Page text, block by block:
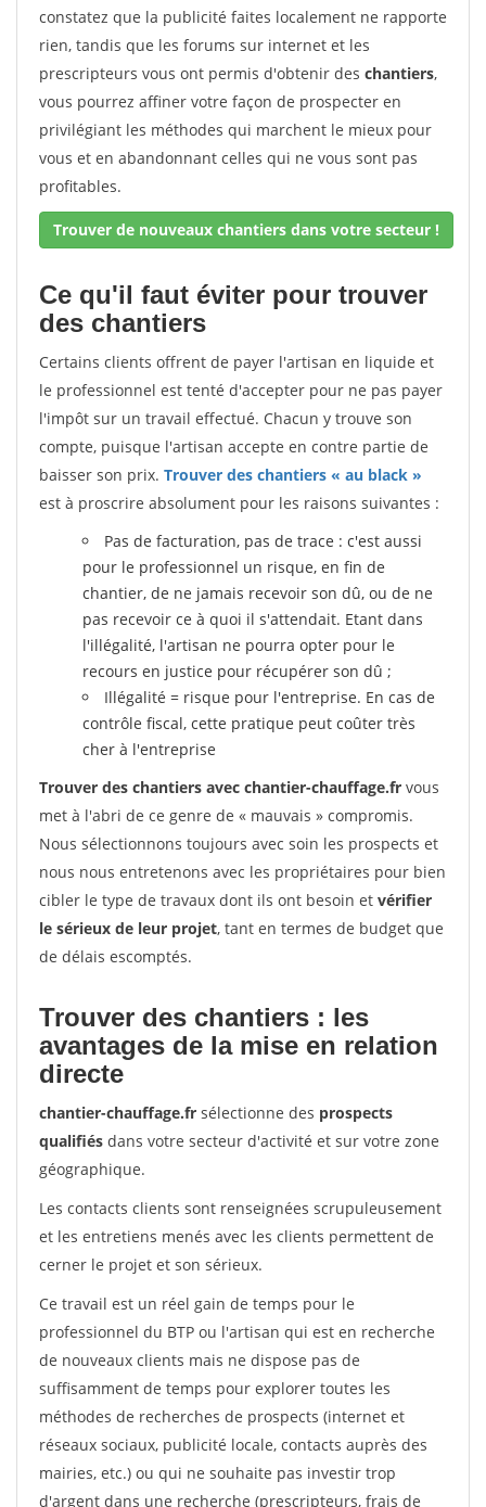
constatez que la publicité faites localement ne rapporte
rien, tandis que les forums sur internet et les
prescripteurs vous ont permis d'obtenir des chantiers,
vous pourrez affiner votre façon de prospecter en
privilégiant les méthodes qui marchent le mieux pour
vous et en abandonnant celles qui ne vous sont pas
profitables.
Trouver de nouveaux chantiers dans votre secteur !
Ce qu'il faut éviter pour trouver
des chantiers
Certains clients offrent de payer l'artisan en liquide et
le professionnel est tenté d'accepter pour ne pas payer
l'impôt sur un travail effectué. Chacun y trouve son
compte, puisque l'artisan accepte en contre partie de
baisser son prix. Trouver des chantiers « au black »
est à proscrire absolument pour les raisons suivantes :
Pas de facturation, pas de trace : c'est aussi
pour le professionnel un risque, en fin de
chantier, de ne jamais recevoir son dû, ou de ne
pas recevoir ce à quoi il s'attendait. Etant dans
l'illégalité, l'artisan ne pourra opter pour le
recours en justice pour récupérer son dû ;
Illégalité = risque pour l'entreprise. En cas de
contrôle fiscal, cette pratique peut coûter très
cher à l'entreprise
Trouver des chantiers avec chantier-chauffage.fr vous
met à l'abri de ce genre de « mauvais » compromis.
Nous sélectionnons toujours avec soin les prospects et
nous nous entretenons avec les propriétaires pour bien
cibler le type de travaux dont ils ont besoin et vérifier
le sérieux de leur projet, tant en termes de budget que
de délais escomptés.
Trouver des chantiers : les
avantages de la mise en relation
directe
chantier-chauffage.fr sélectionne des prospects
qualifiés dans votre secteur d'activité et sur votre zone
géographique.
Les contacts clients sont renseignées scrupuleusement
et les entretiens menés avec les clients permettent de
cerner le projet et son sérieux.
Ce travail est un réel gain de temps pour le
professionnel du BTP ou l'artisan qui est en recherche
de nouveaux clients mais ne dispose pas de
suffisamment de temps pour explorer toutes les
méthodes de recherches de prospects (internet et
réseaux sociaux, publicité locale, contacts auprès des
mairies, etc.) ou qui ne souhaite pas investir trop
d'argent dans une recherche (prescripteurs, frais de